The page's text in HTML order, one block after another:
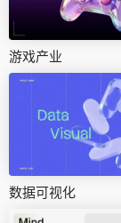
游戏产业
数据可视化